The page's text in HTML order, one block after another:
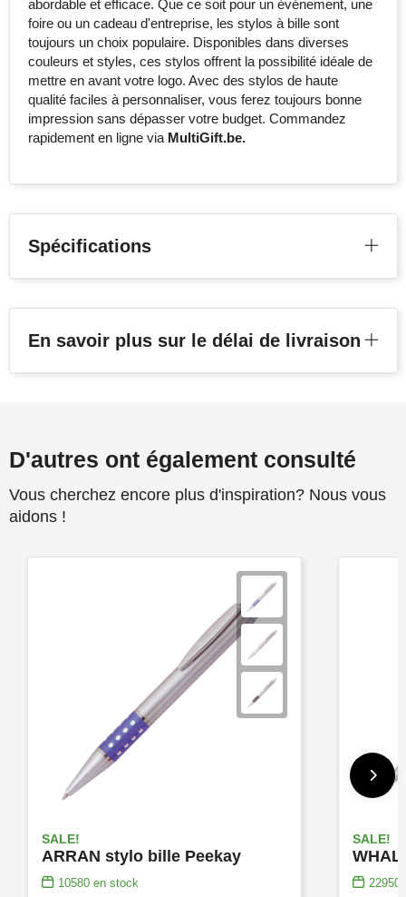
abordable et efficace. Que ce soit pour un événement, une
foire ou un cadeau d'entreprise, les stylos à bille sont
toujours un choix populaire. Disponibles dans diverses
couleurs et styles, ces stylos offrent la possibilité idéale de
mettre en avant votre logo. Avec des stylos de haute
qualité faciles à personnaliser, vous ferez toujours bonne
impression sans dépasser votre budget. Commandez
rapidement en ligne via MultiGift.be.
Spécifications
En savoir plus sur le délai de livraison
D'autres ont également consulté
Vous cherchez encore plus d'inspiration? Nous vous
aidons !
SALE!
ARRAN stylo bille Peekay
10580en stock
SALE!
22950